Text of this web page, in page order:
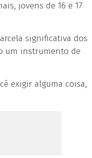
jovens de 16 e 17
significativa dos
um instrumento de
exigir alguma coisa,